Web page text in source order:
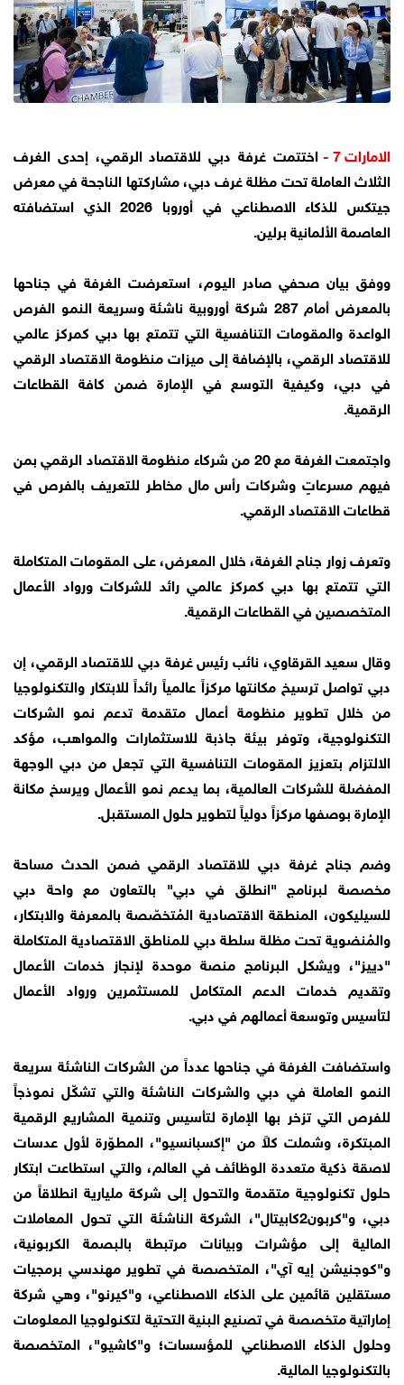
الامارات 7 -
اختتمت غرفة دبي للاقتصاد الرقمي، إحدى الغرف
الثلاث العاملة تحت مظلة غرف دبي، مشاركتها الناجحة في معرض
جيتكس للذكاء الاصطناعي في أوروبا 2026 الذي استضافته
العاصمة الألمانية برلين.
ووفق بيان صحفي صادر اليوم، استعرضت الغرفة في جناحها
بالمعرض أمام 287 شركة أوروبية ناشئة وسريعة النمو الفرص
الواعدة والمقومات التنافسية التي تتمتع بها دبي كمركز عالمي
للاقتصاد الرقمي، بالإضافة إلى ميزات منظومة الاقتصاد الرقمي
في دبي، وكيفية التوسع في الإمارة ضمن كافة القطاعات
الرقمية.
واجتمعت الغرفة مع 20 من شركاء منظومة الاقتصاد الرقمي بمن
فيهم مسرعاتٍ وشركات رأس مال مخاطر للتعريف بالفرص في
قطاعات الاقتصاد الرقمي.
وتعرف زوار جناح الغرفة، خلال المعرض، على المقومات المتكاملة
التي تتمتع بها دبي كمركز عالمي رائد للشركات ورواد الأعمال
المتخصصين في القطاعات الرقمية.
وقال سعيد القرقاوي، نائب رئيس غرفة دبي للاقتصاد الرقمي، إن
دبي تواصل ترسيخ مكانتها مركزاً عالمياً رائداً للابتكار والتكنولوجيا
من خلال تطوير منظومة أعمال متقدمة تدعم نمو الشركات
التكنولوجية، وتوفر بيئة جاذبة للاستثمارات والمواهب، مؤكد
الالتزام بتعزيز المقومات التنافسية التي تجعل من دبي الوجهة
المفضلة للشركات العالمية، بما يدعم نمو الأعمال ويرسخ مكانة
الإمارة بوصفها مركزاً دولياً لتطوير حلول المستقبل.
وضم جناح غرفة دبي للاقتصاد الرقمي ضمن الحدث مساحة
مخصصة لبرنامج "انطلق في دبي" بالتعاون مع واحة دبي
للسيليكون، المنطقة الاقتصادية المُتخصّصة بالمعرفة والابتكار،
والمُنضوية تحت مظلة سلطة دبي للمناطق الاقتصادية المتكاملة
"دييز"، ويشكل البرنامج منصة موحدة لإنجاز خدمات الأعمال
وتقديم خدمات الدعم المتكامل للمستثمرين ورواد الأعمال
لتأسيس وتوسعة أعمالهم في دبي.
واستضافت الغرفة في جناحها عدداً من الشركات الناشئة سريعة
النمو العاملة في دبي والشركات الناشئة والتي تشكّل نموذجاً
للفرص التي تزخر بها الإمارة لتأسيس وتنمية المشاريع الرقمية
المبتكرة، وشملت كلاً من "إكسبانسيو"، المطوّرة لأول عدسات
لاصقة ذكية متعددة الوظائف في العالم، والتي استطاعت ابتكار
حلول تكنولوجية متقدمة والتحول إلى شركة مليارية انطلاقاً من
دبي، و"كربون2كابيتال"، الشركة الناشئة التي تحول المعاملات
المالية إلى مؤشرات وبيانات مرتبطة بالبصمة الكربونية،
و"كوجنيشن إيه آي"، المتخصصة في تطوير مهندسي برمجيات
مستقلين قائمين على الذكاء الاصطناعي، و"كيرنو"، وهي شركة
إماراتية متخصصة في تصنيع البنية التحتية لتكنولوجيا المعلومات
وحلول الذكاء الاصطناعي للمؤسسات؛ و"كاشيو"، المتخصصة
بالتكنولوجيا المالية.